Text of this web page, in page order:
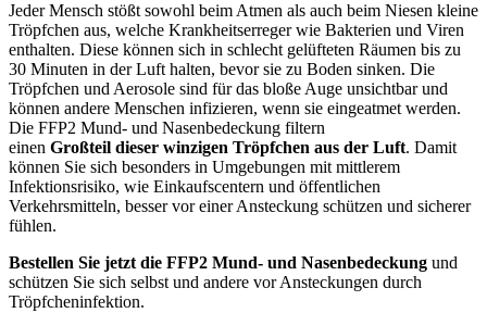
Jeder Mensch stößt sowohl beim Atmen als auch beim Niesen kleine
Tröpfchen aus, welche Krankheitserreger wie Bakterien und Viren
enthalten. Diese können sich in schlecht gelüfteten Räumen bis zu
30 Minuten in der Luft halten, bevor sie zu Boden sinken. Die
Tröpfchen und Aerosole sind für das bloße Auge unsichtbar und
können andere Menschen infizieren, wenn sie eingeatmet werden.
Die FFP2 Mund- und Nasenbedeckung filtern
einen Großteil dieser winzigen Tröpfchen aus der Luft. Damit
können Sie sich besonders in Umgebungen mit mittlerem
Infektionsrisiko, wie Einkaufscentern und öffentlichen
Verkehrsmitteln, besser vor einer Ansteckung schützen und sicherer
fühlen.
Bestellen Sie jetzt die FFP2 Mund- und Nasenbedeckung und
schützen Sie sich selbst und andere vor Ansteckungen durch
Tröpfcheninfektion.